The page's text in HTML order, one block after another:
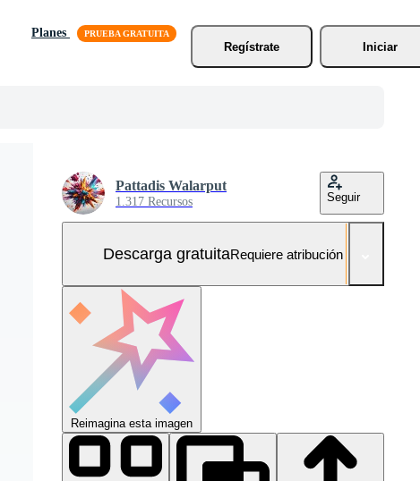
Planes
Regístrate
Iniciar
Pattadis Walarput
1.317 Recursos Seguir
Descarga gratuitaRequiere atribución
Reimagina esta imagen